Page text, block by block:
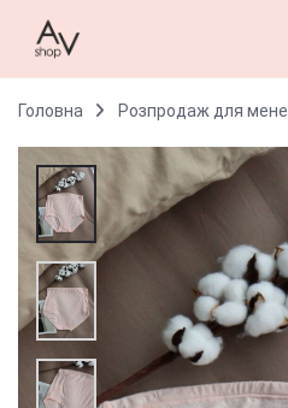
Головна Розпродаж для мене